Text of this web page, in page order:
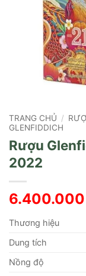
TRANG CHỦ /
GLENFIDDICH
Rượu
2022
6.400.000
Thương hiệu
Dung tích
Nồng độ